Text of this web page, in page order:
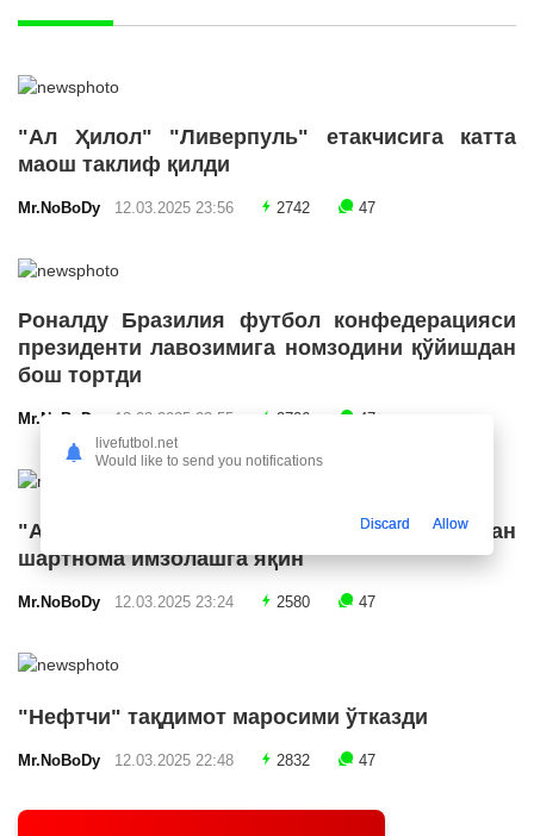
"Ал Ҳилол" "Ливерпуль" етакчисига катта
маош таклиф қилди
Mr.NoBoDy 12.03.2025 23:56 2742 47
Роналду Бразилия футбол конфедерацияси
президенти лавозимига номзодини қўйишдан
бош тортди
Mr.NoBoDy 12.03.2025 23:55 2706 47
"Арсенал" икки ярим ҳимоячи билан
шартнома имзолашга яқин
Mr.NoBoDy 12.03.2025 23:24 2580 47
"Нефтчи" тақдимот маросими ўтказди
Mr.NoBoDy 12.03.2025 22:48 2832 47
livefutbol.net
Would like to send you notifications
Discard Allow